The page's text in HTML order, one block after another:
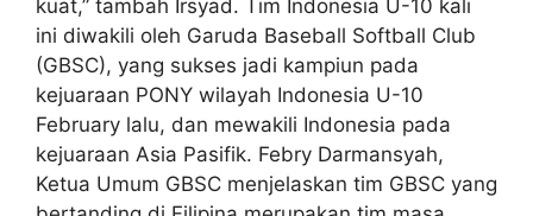
kuat,” tambah Irsyad. Tim Indonesia U-10 kali
ini diwakili oleh Garuda Baseball Softball Club
(GBSC), yang sukses jadi kampiun pada
kejuaraan PONY wilayah Indonesia U-10
February lalu, dan mewakili Indonesia pada
kejuaraan Asia Pasifik. Febry Darmansyah,
Ketua Umum GBSC menjelaskan tim GBSC yang